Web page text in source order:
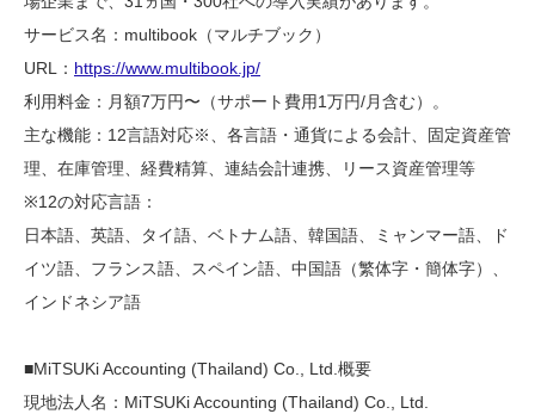
サービス名：multibook（マルチブック）
URL： https://www.multibook.jp/
利用料金：月額7万円〜（サポート費用1万円/月含む）。
主な機能：12言語対応※、各言語・通貨による会計、固定資産管
理、在庫管理、経費精算、連結会計連携、リース資産管理等
※12の対応言語：
日本語、英語、タイ語、ベトナム語、韓国語、ミャンマー語、ド
イツ語、フランス語、スペイン語、中国語（繁体字・簡体字）、
インドネシア語
■MiTSUKi Accounting (Thailand) Co., Ltd.概要
現地法人名：MiTSUKi Accounting (Thailand) Co., Ltd.